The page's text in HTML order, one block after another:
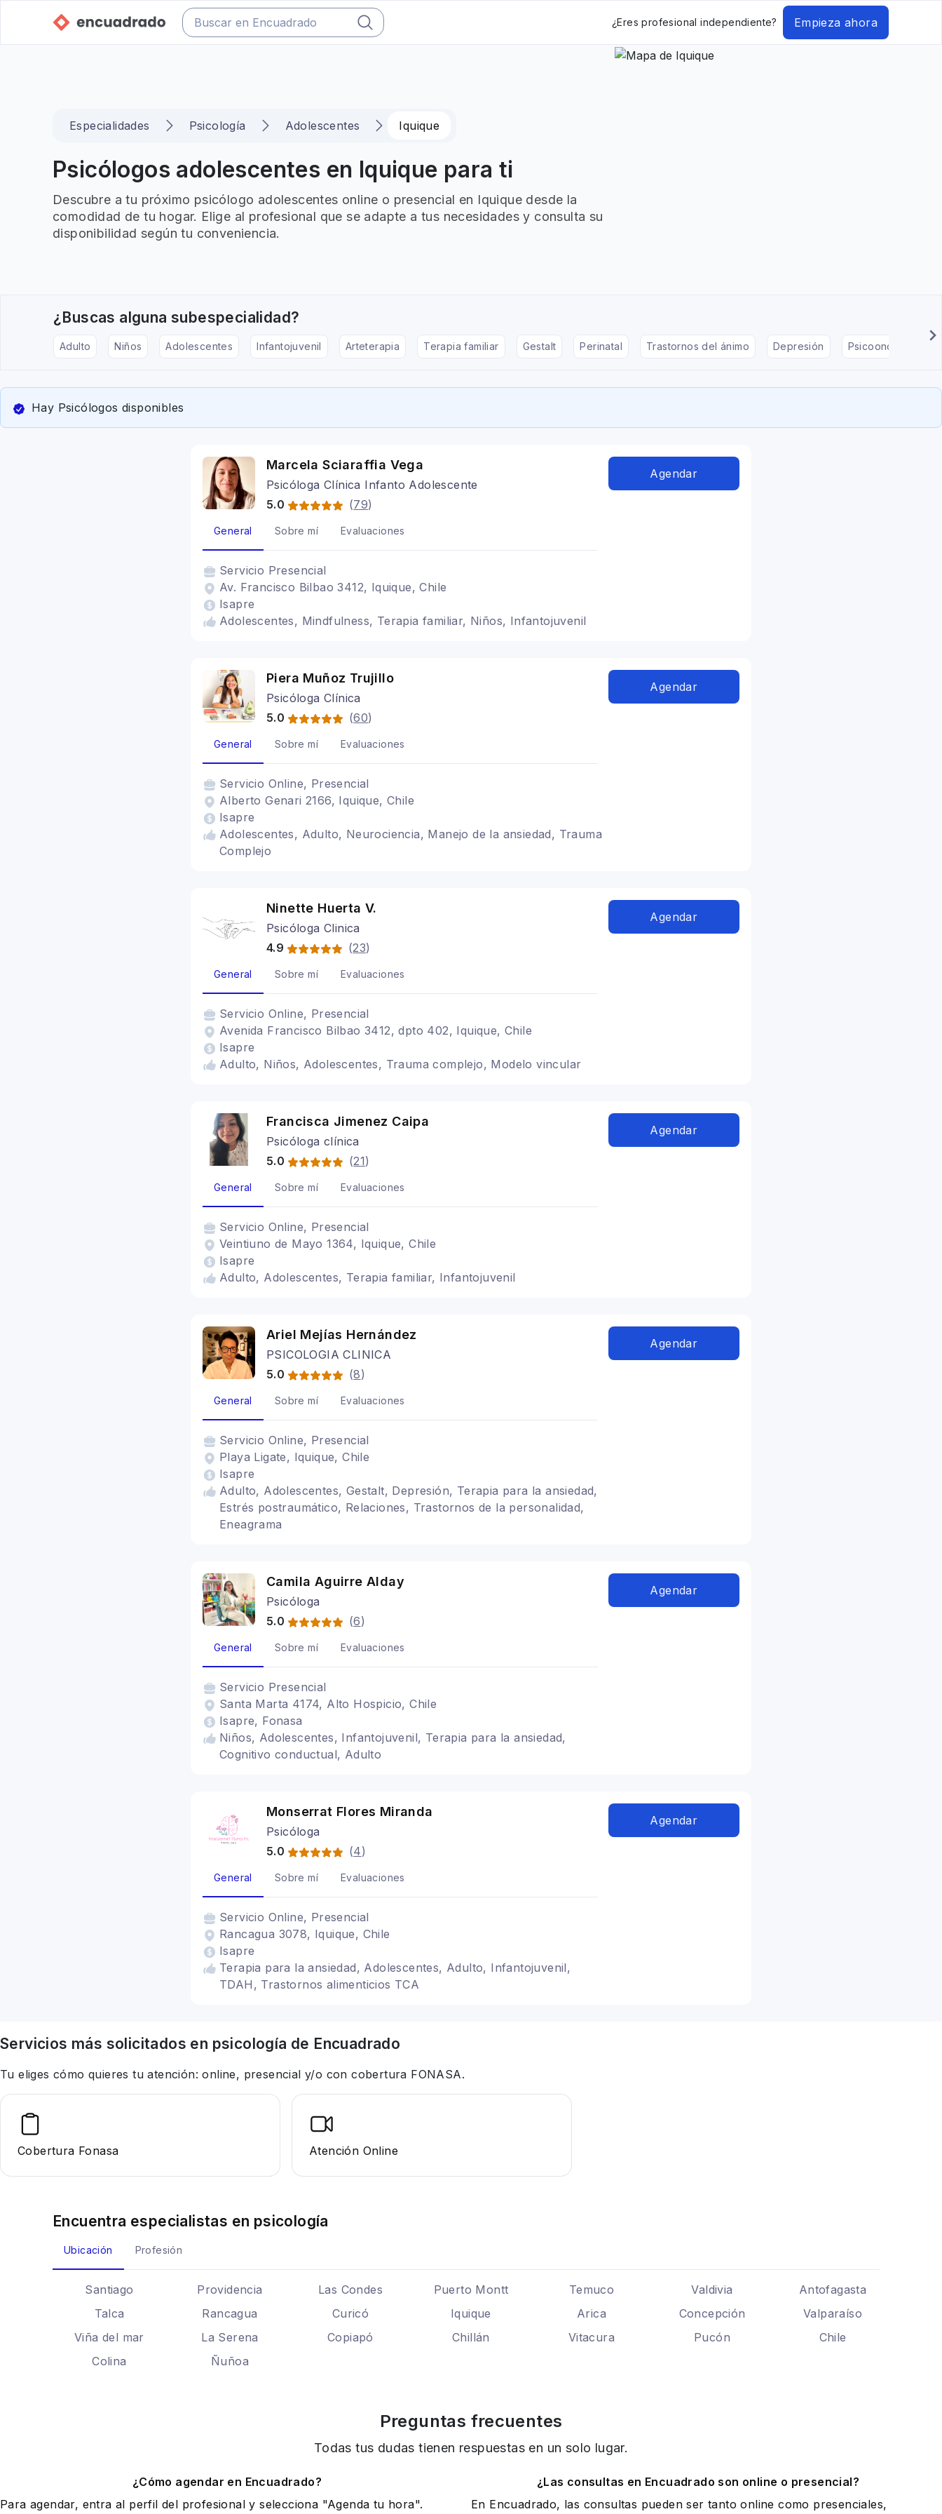
¿Eres profesional independiente? Empieza ahora
Especialidades Psicología Adolescentes Iquique
Psicólogos adolescentes en Iquique para ti
Descubre a tu próximo psicólogo adolescentes online o presencial en Iquique desde la
comodidad de tu hogar. Elige al profesional que se adapte a tus necesidades y consulta su
disponibilidad según tu conveniencia.
¿Buscas alguna subespecialidad?
Adulto Niños Adolescentes Infantojuvenil Arteterapia Terapia familiar Gestalt Perinatal Trastornos del ánimo Depresión Psicooncología
Hay Psicólogos disponibles
Marcela Sciaraffia Vega
Psicóloga Clínica Infanto Adolescente
5.0
(79)
General Sobre mí Evaluaciones
Servicio Presencial
Av. Francisco Bilbao 3412, Iquique, Chile
Isapre
Adolescentes, Mindfulness, Terapia familiar, Niños, Infantojuvenil
Agendar
Piera Muñoz Trujillo
Psicóloga Clínica
5.0
(60)
General Sobre mí Evaluaciones
Servicio Online, Presencial
Alberto Genari 2166, Iquique, Chile
Isapre
Adolescentes, Adulto, Neurociencia, Manejo de la ansiedad, Trauma
Complejo
Agendar
Ninette Huerta V.
Psicóloga Clinica
4.9
(23)
General Sobre mí Evaluaciones
Servicio Online, Presencial
Avenida Francisco Bilbao 3412, dpto 402, Iquique, Chile
Isapre
Adulto, Niños, Adolescentes, Trauma complejo, Modelo vincular
Agendar
Francisca Jimenez Caipa
Psicóloga clínica
5.0
(21)
General Sobre mí Evaluaciones
Servicio Online, Presencial
Veintiuno de Mayo 1364, Iquique, Chile
Isapre
Adulto, Adolescentes, Terapia familiar, Infantojuvenil
Agendar
Ariel Mejías Hernández
PSICOLOGIA CLINICA
5.0
(8)
General Sobre mí Evaluaciones
Servicio Online, Presencial
Playa Ligate, Iquique, Chile
Isapre
Adulto, Adolescentes, Gestalt, Depresión, Terapia para la ansiedad,
Estrés postraumático, Relaciones, Trastornos de la personalidad,
Eneagrama
Agendar
Camila Aguirre Alday
Psicóloga
5.0
(6)
General Sobre mí Evaluaciones
Servicio Presencial
Santa Marta 4174, Alto Hospicio, Chile
Isapre, Fonasa
Niños, Adolescentes, Infantojuvenil, Terapia para la ansiedad,
Cognitivo conductual, Adulto
Agendar
Monserrat Flores Miranda
Psicóloga
5.0
(4)
General Sobre mí Evaluaciones
Servicio Online, Presencial
Rancagua 3078, Iquique, Chile
Isapre
Terapia para la ansiedad, Adolescentes, Adulto, Infantojuvenil,
TDAH, Trastornos alimenticios TCA
Agendar
Servicios más solicitados en psicología de Encuadrado
Tu eliges cómo quieres tu atención: online, presencial y/o con cobertura FONASA.
Cobertura Fonasa Atención Online
Encuentra especialistas en psicología
Ubicación Profesión
Santiago Providencia Las Condes Puerto Montt Temuco Valdivia
Antofagasta
Talca
Rancagua Curicó Iquique Arica Concepción
Valparaíso
Viña del mar
La Serena Copiapó Chillán Vitacura Pucón
Chile
Colina
Ñuñoa
Preguntas frecuentes
Todas tus dudas tienen respuestas en un solo lugar.
¿Cómo agendar en Encuadrado?
Para agendar, entra al perfil del profesional y selecciona "Agenda tu hora".
¿Las consultas en Encuadrado son online o presencial?
En Encuadrado, las consultas pueden ser tanto online como presenciales,